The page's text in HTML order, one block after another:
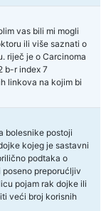
vas bili mi mogli
ili više saznati o
riječ je o Carcinoma
b-r index 7
linkova na kojim bi
bolesnike postoji
kojeg je sastavni
podtaka o
preporućljiv
pojam rak dojke ili
veći broj korisnih